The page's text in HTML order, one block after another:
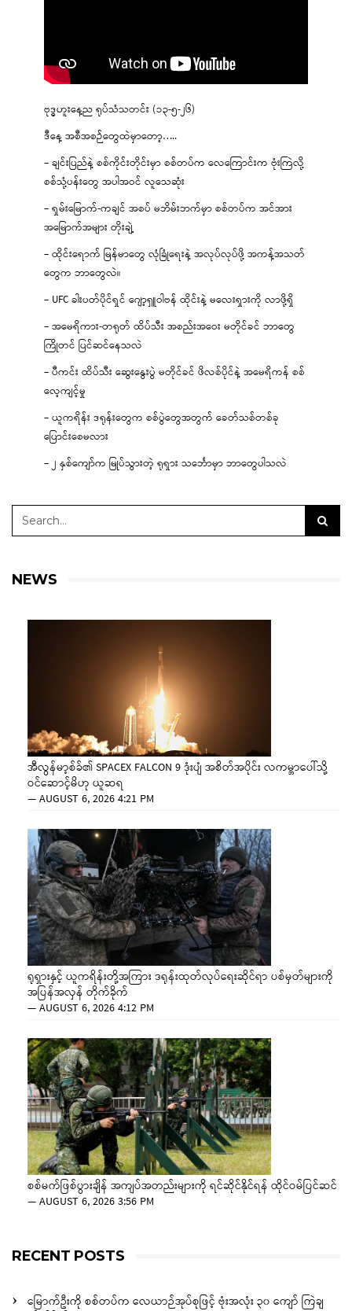
ဗုဒ္ဓဟူးနေ့ည ရုပ်သံသတင်း (၁၃-၅-၂၆)
ဒီနေ့ အစီအစဉ်တွေထဲမှာတော့…..
– ချင်းပြည်နဲ့ စစ်ကိုင်းတိုင်းမှာ စစ်တပ်က လေကြောင်းက ဗုံးကြဲလို့
စစ်သုံ့ပန်းတွေ အပါအဝင် လူသေဆုံး
– ရှမ်းမြောက်-ကချင် အစပ် မဘိမ်းဘက်မှာ စစ်တပ်က အင်အား
အမြောက်အများ တိုးချဲ့
– ထိုင်းရောက် မြန်မာတွေ လုံခြုံရေးနဲ့ အလုပ်လုပ်ဖို့ အကန့်အသတ်
တွေက ဘာတွေလဲ။
– UFC ခါးပတ်ပိုင်ရှင် ဂျော့ရှူဝါဗန် ထိုင်းနဲ့ မလေးရှားကို လာဖို့ရှိ
– အမေရိကား-တရုတ် ထိပ်သီး အစည်းအဝေး မတိုင်ခင် ဘာတွေ
ကြိုတင် ပြင်ဆင်နေသလဲ
– ပီကင်း ထိပ်သီး ဆွေးနွေးပွဲ မတိုင်ခင် ဖိလစ်ပိုင်နဲ့ အမေရိကန် စစ်
လေ့ကျင့်မှု
– ယူကရိန်း ဒရုန်းတွေက စစ်ပွဲတွေအတွက် ခေတ်သစ်တစ်ခု
ပြောင်းစေမလား
– ၂ နှစ်ကျော်က မြုပ်သွားတဲ့ ရုရှား သင်္ဘောမှာ ဘာတွေပါသလဲ
NEWS
အီလွန်မာ့စ်ခ်၏ SPACEX FALCON 9 ဒုံးပျံ အစိတ်အပိုင်း လကမ္ဘာပေါ်သို့
ဝင်ဆောင့်မိဟု ယူဆရ
—AUGUST 6, 2026 4:21 PM
ရုရှားနှင့် ယူကရိန်းတို့အကြား ဒရုန်းထုတ်လုပ်ရေးဆိုင်ရာ ပစ်မှတ်များကို
အပြန်အလှန် တိုက်ခိုက်
—AUGUST 6, 2026 4:12 PM
စစ်မက်ဖြစ်ပွားချိန် အကျပ်အတည်းများကို ရင်ဆိုင်နိုင်ရန် ထိုင်ဝမ်ပြင်ဆင်
—AUGUST 6, 2026 3:56 PM
RECENT POSTS
မြောက်ဦးကို စစ်တပ်က လေယာဉ်အုပ်စုဖြင့် ဗုံးအလုံး ၃၀ ကျော် ကြဲချ